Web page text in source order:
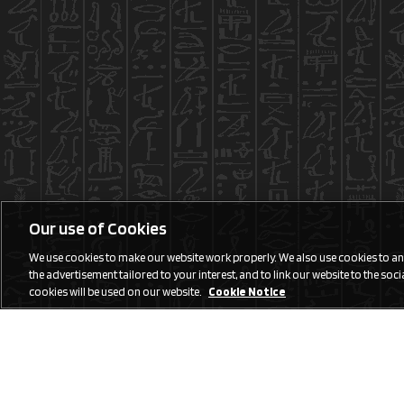
Our use of Cookies
We use cookies to make our website work properly. We also use cookies to
the advertisement tailored to your interest, and to link our website to the
cookies will be used on our website. Cookie Notice